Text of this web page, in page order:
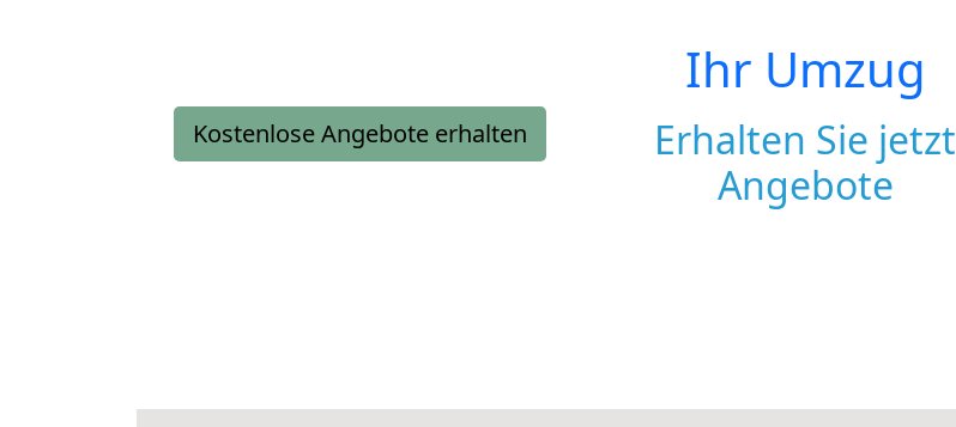
Kostenlose Angebote erhalten
Ihr Umzug
Erhalten Sie jetzt
Angebote